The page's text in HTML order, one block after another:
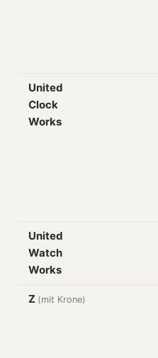
United
Clock
Works
United
Watch
Works
Z (mit Krone)